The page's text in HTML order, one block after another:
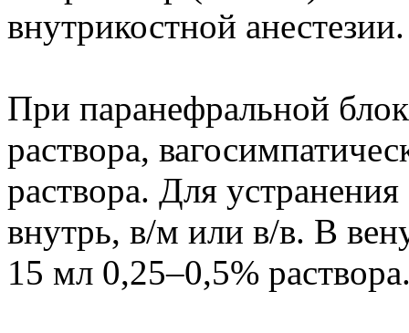
внутрикостной анестезии.
При паранефральной
раствора,
раствора. Для
внутрь, в/м или в/в. В
15 мл 0,25–0,5%